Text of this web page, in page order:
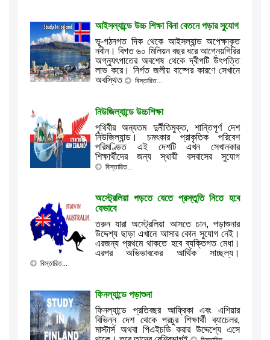
আইসল্যান্ডে উচ্চ শিক্ষা বিনা বেতনে পড়ার সু্যোগ
ভূ-গঠনগত দিক থেকে আইসল্যান্ড অপেক্ষাকৃত
নবীন। বিগত ৬০ মিলিয়ন বছর ধরে আগ্নেয়গিরির
অগ্ন্যুৎপাতের অবশেষ থেকে দ্বীপটি উৎপত্তি
লাভ করে। নির্গত জলীয় বাষ্পের কারণে সেখানে
অবস্থিত
বিস্তারিত...
নিউজিল্যান্ডে উচ্চশিক্ষা
পৃথিবীর অন্যতম দুর্নীতিমুক্ত, শান্তিপূর্ণ দেশ
নিউজিল্যান্ড। চমৎকার প্রাকৃতিক পরিবেশ
পরিমণ্ডিত এই দেশটি এখন সেখানকার
শিক্ষার্থীদের জন্য স্থায়ী বসবাসের সুযোগ
বিস্তারিত...
অস্ট্রেলিয়া পড়তে যেতে প্রস্তুতি নিতে হবে
যেভাবে
তরুন যারা অস্ট্রেলিয়া আসতে চান, পড়াশুনার
উদ্দেশ্য ছাড়া এখানে আসার কোন সুযোগ নেই।
এরজন্য প্রথমে থাকতে হবে ব্যক্তিগত মেধা।
এরপর অভিভাবকের আর্থিক সাচ্ছল্য।
বিস্তারিত...
ফিনল্যান্ডে পড়াশুনা
ফিনল্যান্ডে প্রতিবছর আফ্রিকা এবং এশিয়ার
বিভিন্ন দেশ থেকে প্রচুর শিক্ষার্থী ব্যাচেলর,
মাস্টার্স অথবা পিএইচডি করার উদ্দেশ্যে এসে